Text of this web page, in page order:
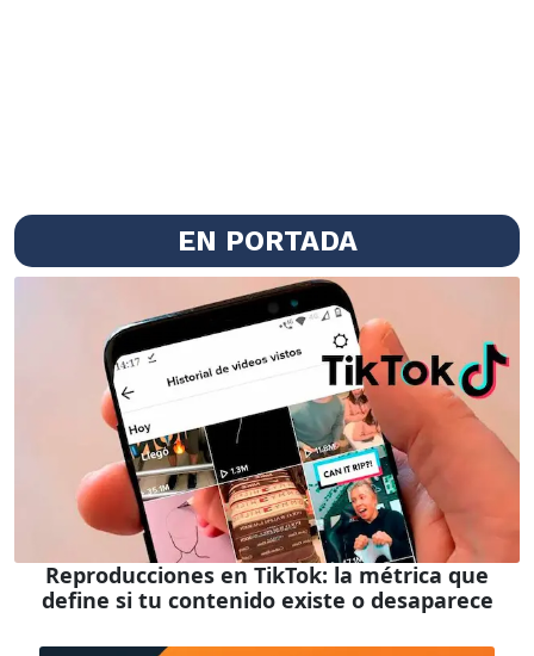
EN PORTADA
Reproducciones en TikTok: la métrica que
define si tu contenido existe o desaparece